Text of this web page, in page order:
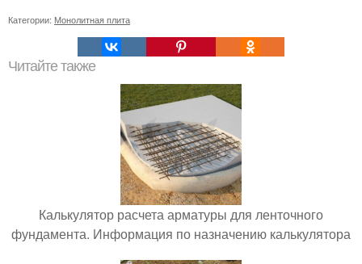
Категории: Монолитная плита
Читайте также
Калькулятор расчета арматуры для ленточного
фундамента. Информация по назначению калькулятора